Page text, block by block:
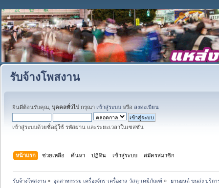
รับจ้างโพสงาน
ยินดีต้อนรับคุณ, บุคคลทั่วไป กรุณา เข้าสู่ระบบ หรือ ลงทะเบียน
เข้าสู่ระบบด้วยชื่อผู้ใช้ รหัสผ่าน และระยะเวลาในเซสชั่น
หน้าแรก ช่วยเหลือ ค้นหา ปฏิทิน เข้าสู่ระบบ สมัครสมาชิก
รับจ้างโพสงาน » อุตสาหกรรม เครื่องจักร-เครื่องกล วัสดุ-เคมีภัณฑ์ » ยานยนต์ ขนส่ง บริก